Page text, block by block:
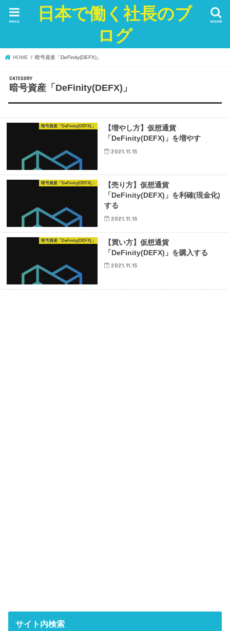
日本で働く社長のブ
ログ
search
menu
HOME 暗号資産「DeFinity(DEFX)」
暗号資産「DeFinity(DEFX)」
暗号資産「DeFinity(DEFX)」
【増やし方】仮想通貨
「DeFinity(DEFX)」を増やす
2021.11.15
暗号資産「DeFinity(DEFX)」
【売り方】仮想通貨
「DeFinity(DEFX)」を利確(現金化)
する
2021.11.15
暗号資産「DeFinity(DEFX)」
【買い方】仮想通貨
「DeFinity(DEFX)」を購入する
2021.11.15
サイト内検索